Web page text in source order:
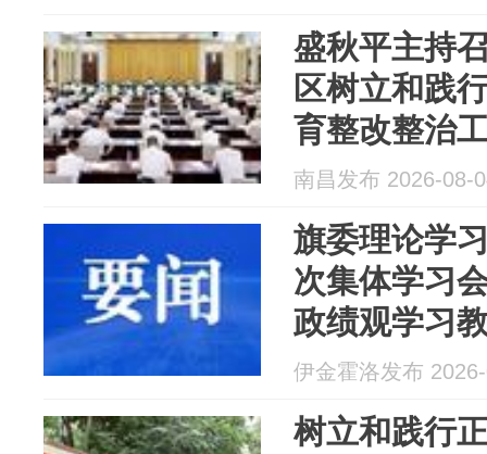
盛秋平主持
区树立和践
育整改整治
南昌发布 2026-08-
旗委理论学
次集体学习
政绩观学习
伊金霍洛发布
树立和践行